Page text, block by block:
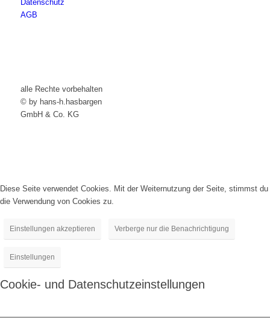
Datenschutz
AGB
alle Rechte vorbehalten
© by hans-h.hasbargen
GmbH & Co. KG
Diese Seite verwendet Cookies. Mit der Weiternutzung der Seite, stimmst du
die Verwendung von Cookies zu.
Einstellungen akzeptieren Verberge nur die Benachrichtigung
Einstellungen
Cookie- und Datenschutzeinstellungen